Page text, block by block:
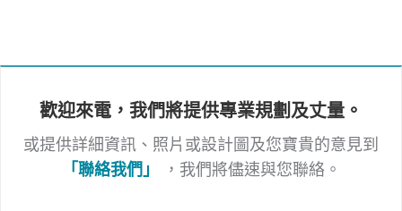
歡迎來電，我們將提供專業規劃及丈量。
或提供詳細資訊、照片或設計圖及您寶貴的意見到
「聯絡我們」
，我們將儘速與您聯絡。